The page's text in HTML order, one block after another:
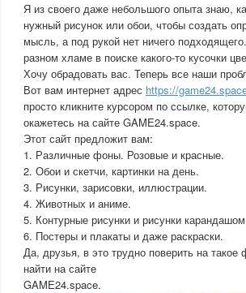
Я из своего даже небольшого опыта знаю,
нужный рисунок или обои, чтобы создать
мысль, а под рукой нет ничего
разном хламе в поиске какого-то кусочки
Хочу обрадовать вас. Теперь все наши
Вот вам интернет адрес https://
просто кликните курсором по ссылке,
окажетесь на сайте GAME24.space.
Этот сайт предложит вам:
1. Различные фоны. Розовые и красные.
2. Обои и скетчи, картинки на день.
3. Рисунки, зарисовки, иллюстрации.
4. Животных и аниме.
5. Контурные рисунки и рисунки
6. Постеры и плакаты и даже раскраски.
Да, друзья, в это трудно поверить на
найти на сайте
GAME24.space.